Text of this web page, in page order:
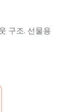
구조. 선물용